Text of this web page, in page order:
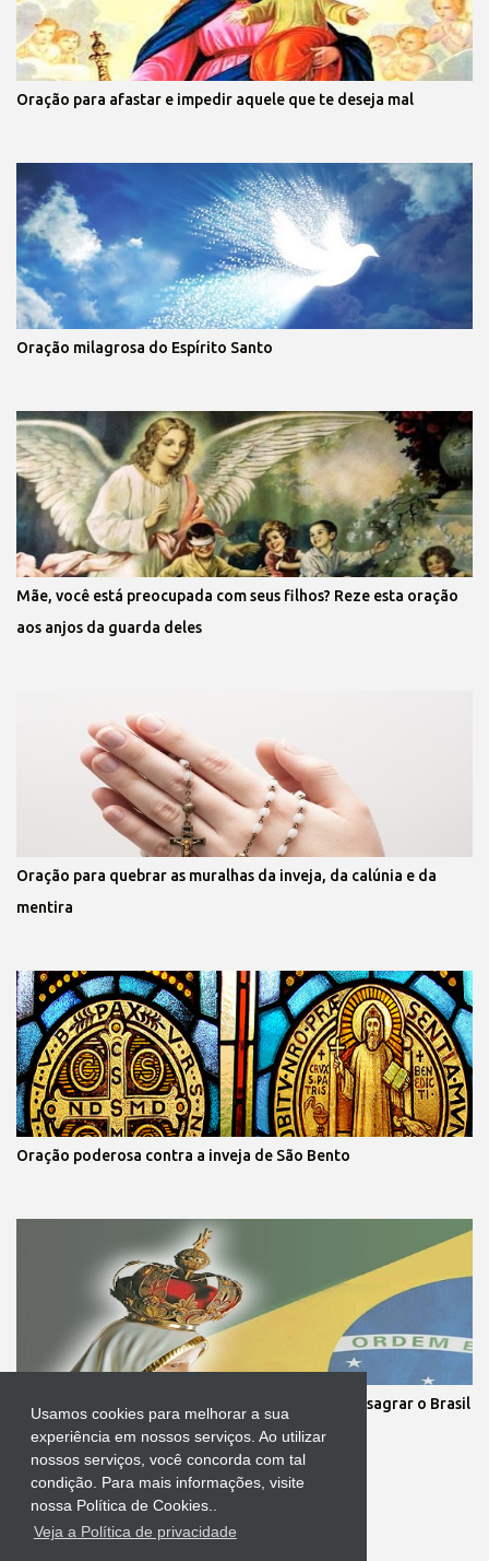
Usamos cookies para melhorar a sua
experiência em nossos serviços. Ao utilizar
nossos serviços, você concorda com tal
condição. Para mais informações, visite
nossa Política de Cookies..
Veja a Política de privacidade
Oração para afastar e impedir aquele que te deseja mal
Oração milagrosa do Espírito Santo
Mãe, você está preocupada com seus filhos? Reze esta oração
aos anjos da guarda deles
Oração para quebrar as muralhas da inveja, da calúnia e da
mentira
Oração poderosa contra a inveja de São Bento
Cerimônia com o Presidente da República irá consagrar o Brasil
ao Imaculado Coração de Maria
Tecnologia do Blogger